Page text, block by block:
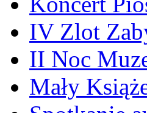
IV Zlot
II Noc
Mały